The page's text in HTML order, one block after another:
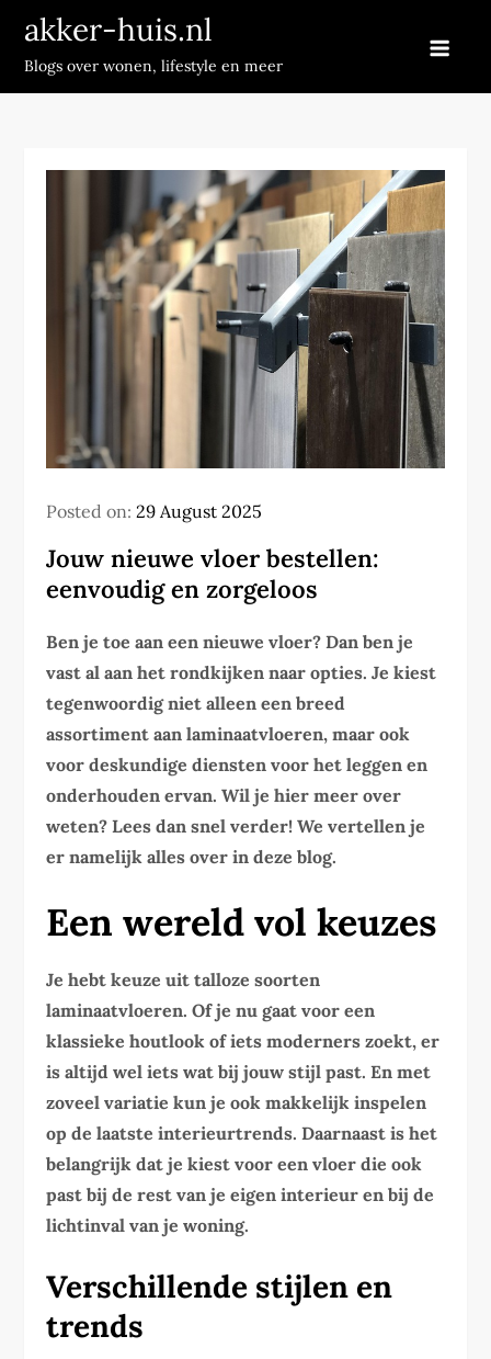
content
akker-huis.nl
Blogs over wonen, lifestyle en meer
Posted on:29 August 2025
Jouw nieuwe vloer bestellen:
eenvoudig en zorgeloos
Ben je toe aan een nieuwe vloer? Dan ben je
vast al aan het rondkijken naar opties. Je kiest
tegenwoordig niet alleen een breed
assortiment aan laminaatvloeren, maar ook
voor deskundige diensten voor het leggen en
onderhouden ervan. Wil je hier meer over
weten? Lees dan snel verder! We vertellen je
er namelijk alles over in deze blog.
Een wereld vol keuzes
Je hebt keuze uit talloze soorten
laminaatvloeren. Of je nu gaat voor een
klassieke houtlook of iets moderners zoekt, er
is altijd wel iets wat bij jouw stijl past. En met
zoveel variatie kun je ook makkelijk inspelen
op de laatste interieurtrends. Daarnaast is het
belangrijk dat je kiest voor een vloer die ook
past bij de rest van je eigen interieur en bij de
lichtinval van je woning.
Verschillende stijlen en
trends